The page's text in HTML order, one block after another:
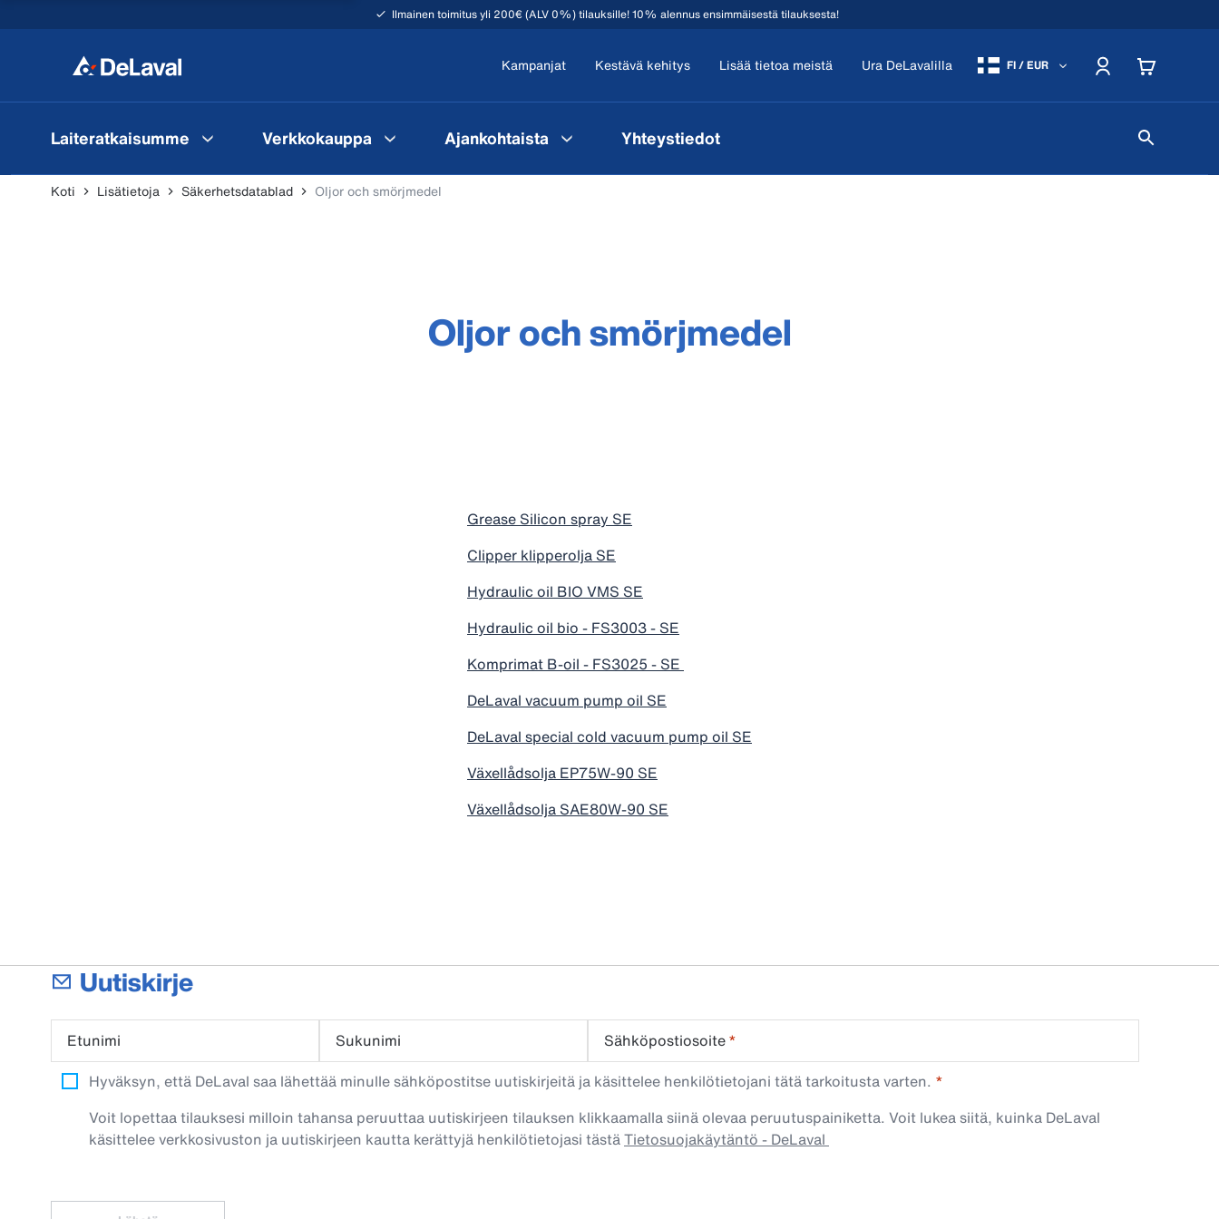
Ilmainen toimitus yli 200€ (ALV 0%) tilauksille! 10% alennus ensimmäisestä tilauksesta!
Kampanjat Kestävä kehitys Lisää tietoa meistä Ura DeLavalilla FI / EUR
Laiteratkaisumme Verkkokauppa Ajankohtaista Yhteystiedot
Koti Lisätietoja Säkerhetsdatablad Oljor och smörjmedel
Oljor och smörjmedel
Grease Silicon spray SE
Clipper klipperolja SE
Hydraulic oil BIO VMS SE
Hydraulic oil bio - FS3003 - SE
Komprimat B-oil - FS3025 - SE
DeLaval vacuum pump oil SE
DeLaval special cold vacuum pump oil SE
Växellådsolja EP75W-90 SE
Växellådsolja SAE80W-90 SE
Uutiskirje
Etunimi Sukunimi Sähköpostiosoite*
Hyväksyn, että DeLaval saa lähettää minulle sähköpostitse uutiskirjeitä ja käsittelee henkilötietojani tätä tarkoitusta varten.
Voit lopettaa tilauksesi milloin tahansa peruuttaa uutiskirjeen tilauksen klikkaamalla siinä olevaa peruutuspainiketta. Voit lukea siitä, kuinka DeLaval
käsittelee verkkosivuston ja uutiskirjeen kautta kerättyjä henkilötietojasi tästäTietosuojakäytäntö - DeLaval